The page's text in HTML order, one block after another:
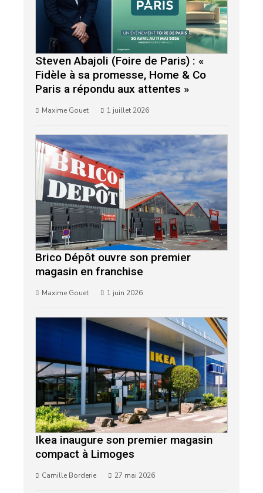
Steven Abajoli (Foire de Paris) : «
Fidèle à sa promesse, Home & Co
Paris a répondu aux attentes »
Maxime Gouet 1 juillet 2026
Brico Dépôt ouvre son premier
magasin en franchise
Maxime Gouet 1 juin 2026
Ikea inaugure son premier magasin
compact à Limoges
Camille Borderie 27 mai 2026